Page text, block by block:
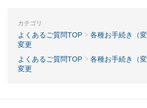
カテゴリ
よくあるご質問TOP 各種お手続き（変
変更
よくあるご質問TOP
各種お手続き（変
変更